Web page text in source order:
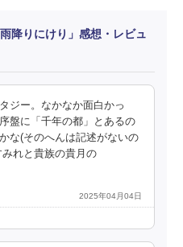
降りにけり」感想・レビュ
ジー。なかなか面白かっ
盤に「千年の都」とあるの
な(そのへんは記述がないの
れと貴族の貴月の
2025年04月04日